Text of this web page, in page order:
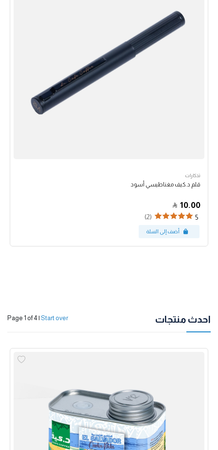
تذكارات
قلم د.كيف مغناطيسي أسود
10.00
5
(2)
احدث منتجات Page 1 of 4 | Start over